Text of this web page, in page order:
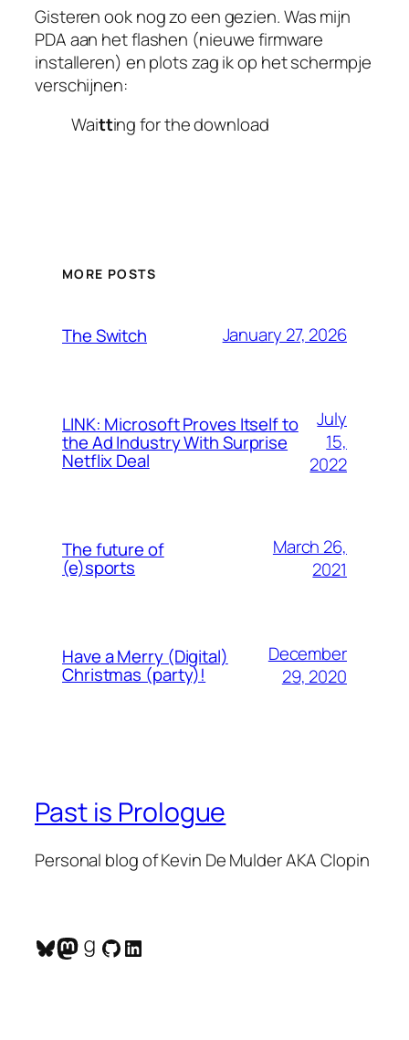
Gisteren ook nog zo een gezien. Was mijn
PDA aan het flashen (nieuwe firmware
installeren) en plots zag ik op het schermpje
verschijnen:
Waitting for the download
MORE POSTS
The Switch January 27, 2026
LINK: Microsoft Proves Itself to
the Ad Industry With Surprise
Netflix Deal
July
15,
2022
The future of
(e)sports
March 26,
2021
Have a Merry (Digital)
Christmas (party)!
December
29, 2020
Past is Prologue
Personal blog of Kevin De Mulder AKA Clopin
Bluesky
Mastodon
Goodreads
GitHub
LinkedIn